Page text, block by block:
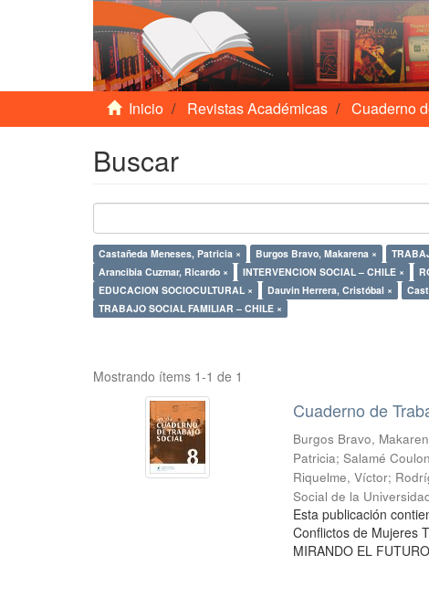
Inicio Revistas Académicas Cuaderno
Buscar
Castañeda Meneses, Patricia × Burgos Bravo, Makarena ×
Arancibia Cuzmar, Ricardo ×
INTERVENCION SOCIAL – CHILE ×
EDUCACION SOCIOCULTURAL ×
Dauvin Herrera, Cristóbal ×
TRABAJO SOCIAL FAMILIAR – CHILE ×
Mostrando ítems 1-1 de 1
Cuaderno de
Burgos Bravo,
Patricia;Salamé
Riquelme, Víctor;
Social de la
Esta publicación
Conflictos de Mujeres
MIRANDO EL